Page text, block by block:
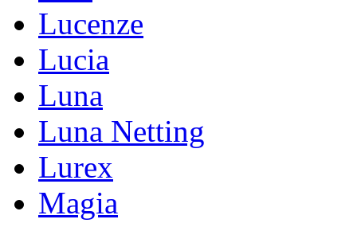
Lucenze
Lucia
Luna
Luna Netting
Lurex
Magia